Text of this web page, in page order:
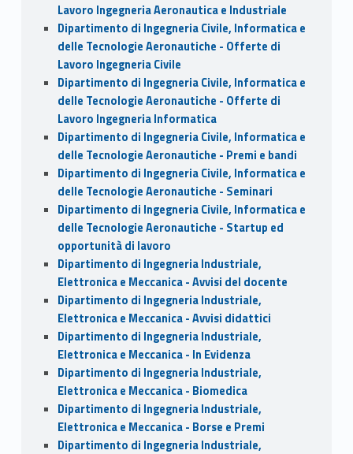
Lavoro Ingegneria Aeronautica e Industriale
Dipartimento di Ingegneria Civile, Informatica e
delle Tecnologie Aeronautiche - Offerte di
Lavoro Ingegneria Civile
Dipartimento di Ingegneria Civile, Informatica e
delle Tecnologie Aeronautiche - Offerte di
Lavoro Ingegneria Informatica
Dipartimento di Ingegneria Civile, Informatica e
delle Tecnologie Aeronautiche - Premi e bandi
Dipartimento di Ingegneria Civile, Informatica e
delle Tecnologie Aeronautiche - Seminari
Dipartimento di Ingegneria Civile, Informatica e
delle Tecnologie Aeronautiche - Startup ed
opportunità di lavoro
Dipartimento di Ingegneria Industriale,
Elettronica e Meccanica - Avvisi del docente
Dipartimento di Ingegneria Industriale,
Elettronica e Meccanica - Avvisi didattici
Dipartimento di Ingegneria Industriale,
Elettronica e Meccanica - In Evidenza
Dipartimento di Ingegneria Industriale,
Elettronica e Meccanica - Biomedica
Dipartimento di Ingegneria Industriale,
Elettronica e Meccanica - Borse e Premi
Dipartimento di Ingegneria Industriale,